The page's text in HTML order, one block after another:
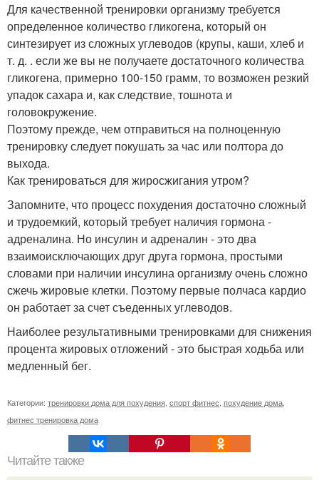
Для качественной тренировки организму требуется
определенное количество гликогена, который он
синтезирует из сложных углеводов (крупы, каши, хлеб и
т. д. . если же вы не получаете достаточного количества
гликогена, примерно 100-150 грамм, то возможен резкий
упадок сахара и, как следствие, тошнота и
головокружение.
Поэтому прежде, чем отправиться на полноценную
тренировку следует покушать за час или полтора до
выхода.
Как тренироваться для жиросжигания утром?
Запомните, что процесс похудения достаточно сложный
и трудоемкий, который требует наличия гормона -
адреналина. Но инсулин и адреналин - это два
взаимоисключающих друг друга гормона, простыми
словами при наличии инсулина организму очень сложно
сжечь жировые клетки. Поэтому первые полчаса кардио
он работает за счет съеденных углеводов.
Наиболее результативными тренировками для снижения
процента жировых отложений - это быстрая ходьба или
медленный бег.
Категории: тренировки дома для похудения, спорт фитнес, похудение дома,
фитнес тренировка дома
Читайте также